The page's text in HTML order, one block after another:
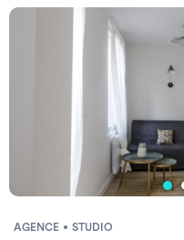
AGENCE STUDIO